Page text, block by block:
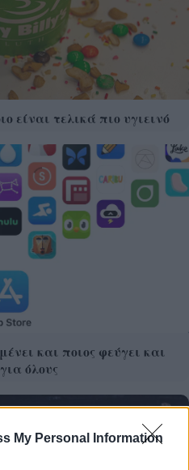
My Personal Information
είναι τελικά πιο υγιεινό
και ποιος φεύγει και
όλους